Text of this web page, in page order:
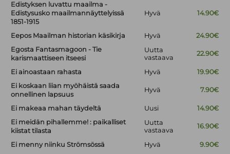
Edistyksen luvattu maailma -
Edistysusko maailmannäyttelyissä
1851-1915
Hyvä 14.90€
Eepos Maailman historian käsikirja Hyvä
24.90€
Egosta Fantasmagoon - Tie
karismaattiseen itseesi
Uutta
vastaava
22.90€
Ei ainoastaan rahasta Hyvä
19.90€
Ei koskaan liian myöhäistä saada
onnellinen lapsuus
Hyvä 7.90€
Ei makeaa mahan täydeltä Uusi
14.90€
Ei meidän pihallemme! : paikalliset
kiistat tilasta
Uutta
vastaava
16.90€
Ei menny niinku Strömsössä Hyvä
9.90€